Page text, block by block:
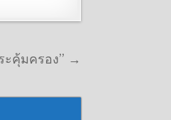
ะคุ้มครอง” →